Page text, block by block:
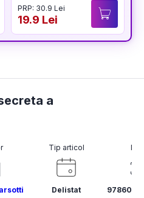
PRP: 30.9 Lei
19.9 Lei
a
Tip articol
Delistat